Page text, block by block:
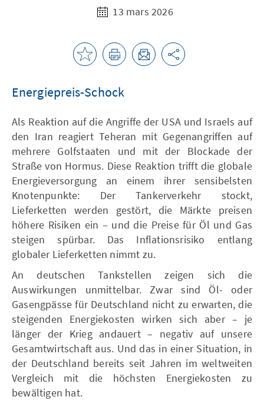
13 mars 2026
Energiepreis-Schock
Als Reaktion auf die Angriffe der USA und Israels auf
den Iran reagiert Teheran mit Gegenangriffen auf
mehrere Golfstaaten und mit der Blockade der
Straße von Hormus. Diese Reaktion trifft die globale
Energieversorgung an einem ihrer sensibelsten
Knotenpunkte: Der Tankerverkehr stockt,
Lieferketten werden gestört, die Märkte preisen
höhere Risiken ein – und die Preise für Öl und Gas
steigen spürbar. Das Inflationsrisiko entlang
globaler Lieferketten nimmt zu.
An deutschen Tankstellen zeigen sich die
Auswirkungen unmittelbar. Zwar sind Öl- oder
Gasengpässe für Deutschland nicht zu erwarten, die
steigenden Energiekosten wirken sich aber – je
länger der Krieg andauert – negativ auf unsere
Gesamtwirtschaft aus. Und das in einer Situation, in
der Deutschland bereits seit Jahren im weltweiten
Vergleich mit die höchsten Energiekosten zu
bewältigen hat.